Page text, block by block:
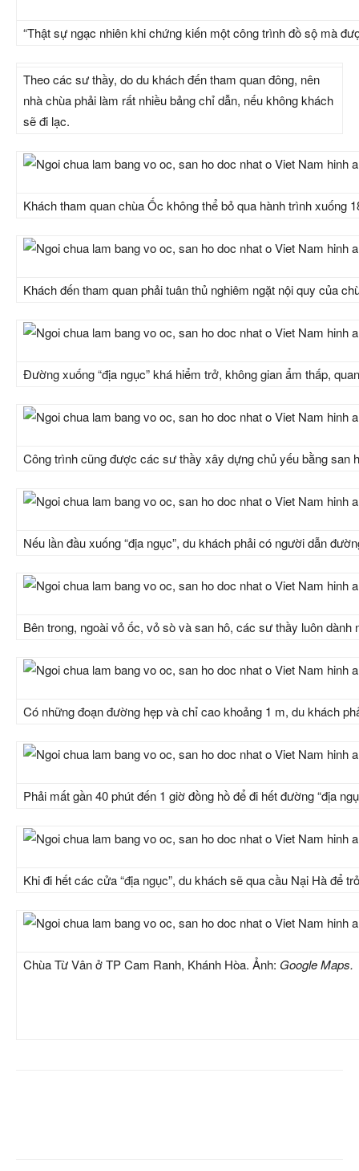
“Thật sự ngạc nhiên khi chứng kiến một công trình đồ sộ mà
Theo các sư thầy, do du khách đến tham quan đông, nên
nhà chùa phải làm rất nhiều bảng chỉ dẫn, nếu không khách
sẽ đi lạc.
Khách tham quan chùa Ốc không thể bỏ qua hành trình xuống
Khách đến tham quan phải tuân thủ nghiêm ngặt nội quy của
Đường xuống “địa ngục” khá hiểm trở, không gian ẩm thấp,
Công trình cũng được các sư thầy xây dựng chủ yếu bằng san
Nếu lần đầu xuống “địa ngục”, du khách phải có người dẫn
Bên trong, ngoài vỏ ốc, vỏ sò và san hô, các sư thầy luôn
Có những đoạn đường hẹp và chỉ cao khoảng 1 m, du khách
Phải mất gần 40 phút đến 1 giờ đồng hồ để đi hết đường “địa
Khi đi hết các cửa “địa ngục”, du khách sẽ qua cầu Nại Hà để
Chùa Từ Vân ở TP Cam Ranh, Khánh Hòa. Ảnh: Google Maps.